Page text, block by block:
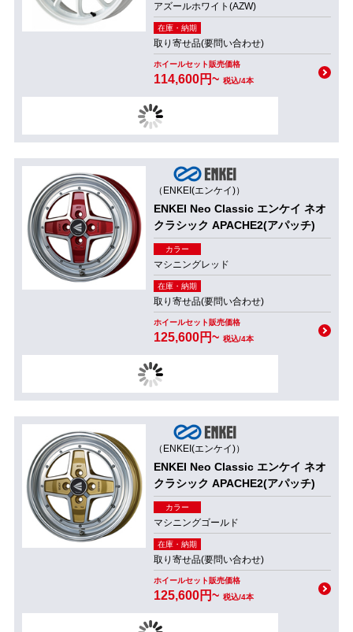
アズールホワイト(AZW)
在庫・納期
取り寄せ品(要問い合わせ)
ホイールセット販売価格
114,600円~ 税込/4本
（ENKEI(エンケイ)）
ENKEI Neo Classic エンケイ ネオ
クラシック APACHE2(アパッチ)
カラー
マシニングレッド
在庫・納期
取り寄せ品(要問い合わせ)
ホイールセット販売価格
125,600円~ 税込/4本
（ENKEI(エンケイ)）
ENKEI Neo Classic エンケイ ネオ
クラシック APACHE2(アパッチ)
カラー
マシニングゴールド
在庫・納期
取り寄せ品(要問い合わせ)
ホイールセット販売価格
125,600円~ 税込/4本